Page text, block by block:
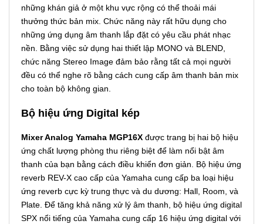
những khán giả ở một khu vực rộng có thể thoải mái
thưởng thức bản mix. Chức năng này rất hữu dụng cho
những ứng dụng âm thanh lắp đặt có yêu cầu phát nhạc
nền. Bằng việc sử dụng hai thiết lập MONO và BLEND,
chức năng Stereo Image đảm bảo rằng tất cả mọi người
đều có thể nghe rõ bằng cách cung cấp âm thanh bản mix
cho toàn bộ không gian.
Bộ hiệu ứng Digital kép
Mixer Analog Yamaha MGP16X được trang bị hai bộ hiệu
ứng chất lượng phòng thu riêng biệt để làm nổi bật âm
thanh của bạn bằng cách điều khiển đơn giản. Bộ hiệu ứng
reverb REV-X cao cấp của Yamaha cung cấp ba loại hiệu
ứng reverb cực kỳ trung thực và du dương: Hall, Room, và
Plate. Để tăng khả năng xử lý âm thanh, bộ hiệu ứng digital
SPX nổi tiếng của Yamaha cung cấp 16 hiệu ứng digital với